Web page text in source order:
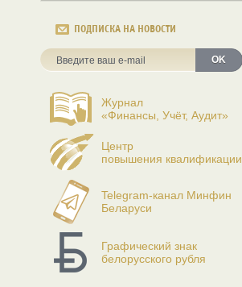
ПОДПИСКА НА НОВОСТИ
OK
Журнал
«Финансы, Учёт, Аудит»
Центр
повышения квалификации
Telegram-канал Минфин
Беларуси
Графический знак
белорусского рубля